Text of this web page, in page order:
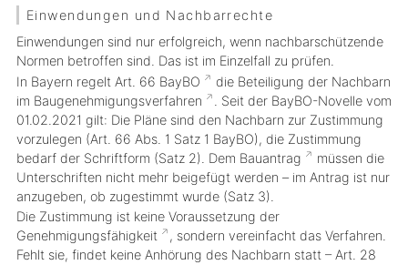
Einwendungen und Nachbarrechte
Einwendungen sind nur erfolgreich, wenn nachbarschützende
Normen betroffen sind. Das ist im Einzelfall zu prüfen.
In Bayern regelt Art. 66 BayBO
die Beteiligung der Nachbarn
im Baugenehmigungsverfahren
. Seit der BayBO-Novelle vom
01.02.2021 gilt: Die Pläne sind den Nachbarn zur Zustimmung
vorzulegen (Art. 66 Abs. 1 Satz 1 BayBO), die Zustimmung
bedarf der Schriftform (Satz 2). Dem Bauantrag
müssen die
Unterschriften nicht mehr beigefügt werden – im Antrag ist nur
anzugeben, ob zugestimmt wurde(Satz 3).
Die Zustimmung ist keine Voraussetzung der
Genehmigungsfähigkeit
, sondern vereinfacht das Verfahren.
Fehlt sie, findet keine Anhörung des Nachbarn statt – Art. 28